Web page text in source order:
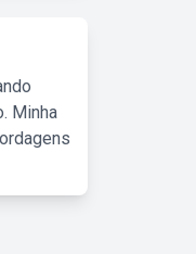
Minha